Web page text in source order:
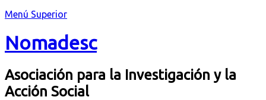
Menú Superior
Nomadesc
Asociación para la Investigación y la
Acción Social